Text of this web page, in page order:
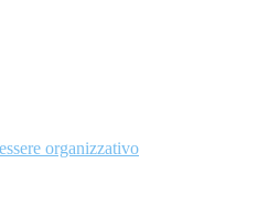
organizzativo